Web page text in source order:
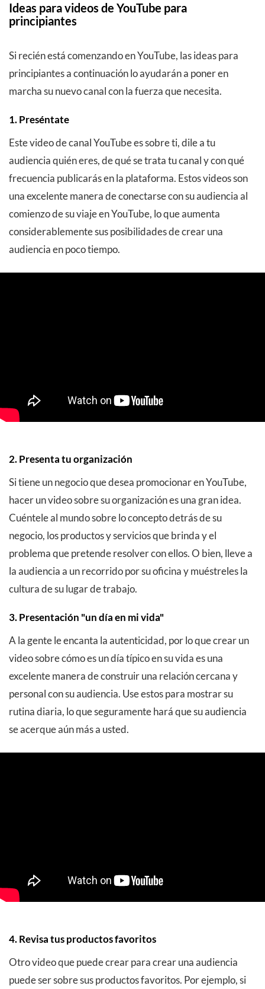
Ideas para videos de YouTube para
principiantes
Si recién está comenzando en YouTube, las ideas para
principiantes a continuación lo ayudarán a poner en
marcha su nuevo canal con la fuerza que necesita.
1. Preséntate
Este video de canal YouTube es sobre ti, dile a tu
audiencia quién eres, de qué se trata tu canal y con qué
frecuencia publicarás en la plataforma. Estos videos son
una excelente manera de conectarse con su audiencia al
comienzo de su viaje en YouTube, lo que aumenta
considerablemente sus posibilidades de crear una
audiencia en poco tiempo.
2. Presenta tu organización
Si tiene un negocio que desea promocionar en YouTube,
hacer un video sobre su organización es una gran idea.
Cuéntele al mundo sobre lo concepto detrás de su
negocio, los productos y servicios que brinda y el
problema que pretende resolver con ellos. O bien, lleve a
la audiencia a un recorrido por su oficina y muéstreles la
cultura de su lugar de trabajo.
3. Presentación "un día en mi vida"
A la gente le encanta la autenticidad, por lo que crear un
video sobre cómo es un día típico en su vida es una
excelente manera de construir una relación cercana y
personal con su audiencia. Use estos para mostrar su
rutina diaria, lo que seguramente hará que su audiencia
se acerque aún más a usted.
4. Revisa tus productos favoritos
Otro video que puede crear para crear una audiencia
puede ser sobre sus productos favoritos. Por ejemplo, si